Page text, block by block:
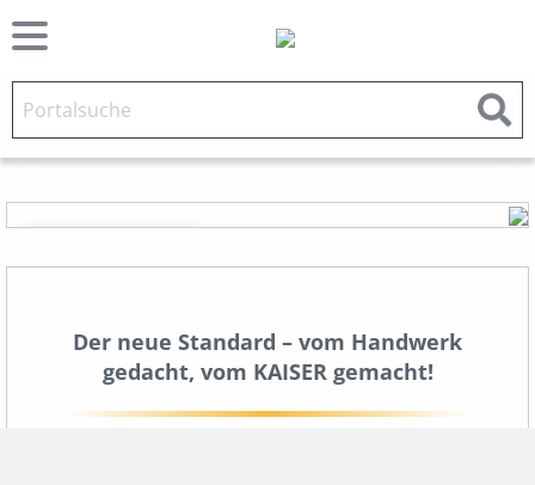
Der neue Standard – vom Handwerk
gedacht, vom KAISER gemacht!